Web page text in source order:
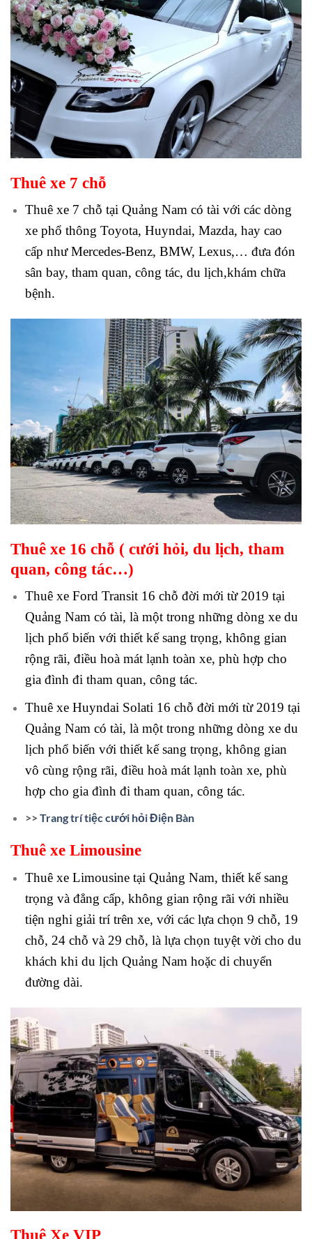
Thuê xe 7 chỗ
Thuê xe 7 chỗ tại Quảng Nam có tài với các dòng
xe phổ thông Toyota, Huyndai, Mazda, hay cao
cấp như Mercedes-Benz, BMW, Lexus,… đưa đón
sân bay, tham quan, công tác, du lịch,khám chữa
bệnh.
Thuê xe 16 chỗ ( cưới hỏi, du lịch, tham
quan, công tác…)
Thuê xe Ford Transit 16 chỗ đời mới từ 2019 tại
Quảng Nam có tài, là một trong những dòng xe du
lịch phổ biến với thiết kế sang trọng, không gian
rộng rãi, điều hoà mát lạnh toàn xe, phù hợp cho
gia đình đi tham quan, công tác.
Thuê xe Huyndai Solati 16 chỗ đời mới từ 2019 tại
Quảng Nam có tài, là một trong những dòng xe du
lịch phổ biến với thiết kế sang trọng, không gian
vô cùng rộng rãi, điều hoà mát lạnh toàn xe, phù
hợp cho gia đình đi tham quan, công tác.
>>Trang trí tiệc cưới hỏi Điện Bàn
Thuê xe Limousine
Thuê xe Limousine tại Quảng Nam, thiết kế sang
trọng và đẳng cấp, không gian rộng rãi với nhiều
tiện nghi giải trí trên xe, với các lựa chọn 9 chỗ, 19
chỗ, 24 chỗ và 29 chỗ, là lựa chọn tuyệt vời cho du
khách khi du lịch Quảng Nam hoặc di chuyển
đường dài.
Thuê Xe VIP